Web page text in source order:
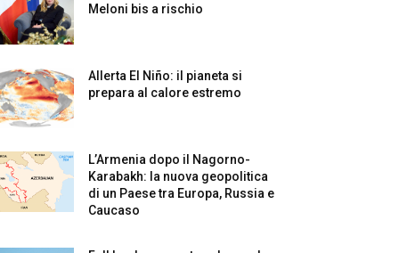
Meloni bis a rischio
Allerta El Niño: il pianeta si
prepara al calore estremo
L’Armenia dopo il Nagorno-
Karabakh: la nuova geopolitica
di un Paese tra Europa, Russia e
Caucaso